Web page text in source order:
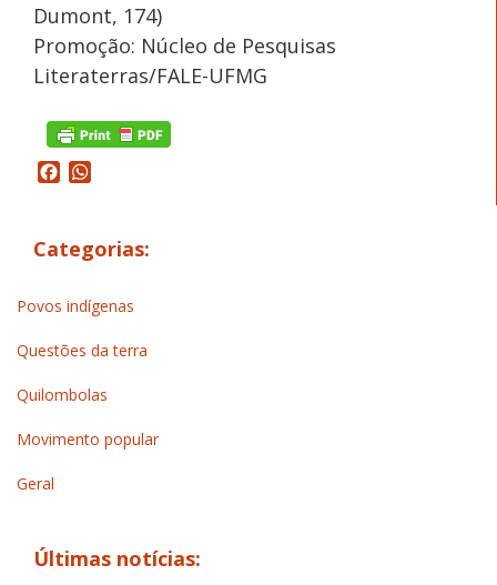
Dumont, 174)
Promoção: Núcleo de Pesquisas
Literaterras/FALE-UFMG
Facebook
Categorias:
Povos indígenas
Questões da terra
Quilombolas
Movimento popular
Geral
Últimas notícias: